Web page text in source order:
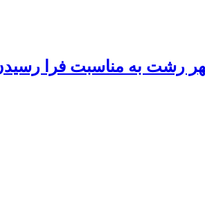
رشت به مناسبت فرا